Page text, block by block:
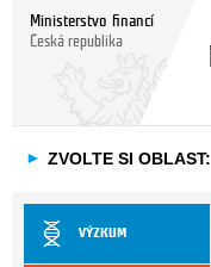
Ministerstvo financí
Česká republika
► ZVOLTE SI OBLAST:
VÝZKUM